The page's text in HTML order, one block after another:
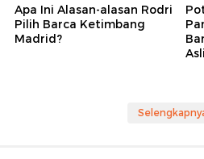
Apa Ini Alasan-alasan Rodri
Pilih Barca Ketimbang
Madrid?